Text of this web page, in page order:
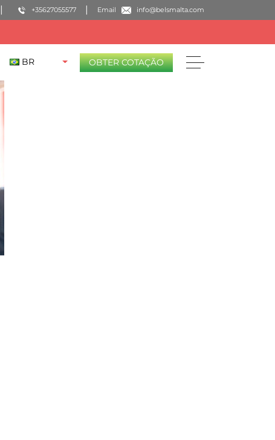
+35627055577 Email info@belsmalta.com
BR OBTER COTAÇÃO